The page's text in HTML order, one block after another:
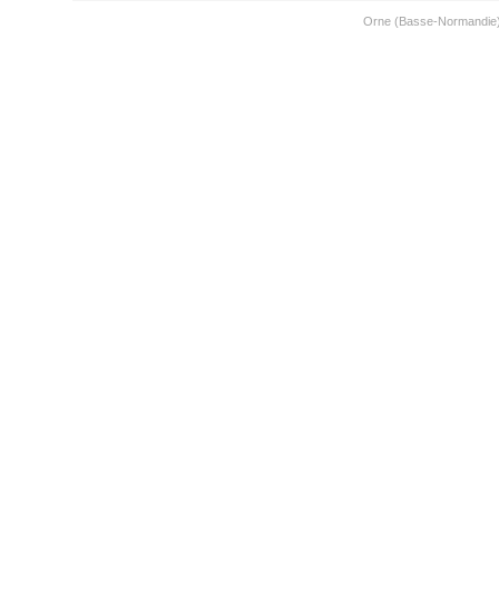
Orne (Basse-